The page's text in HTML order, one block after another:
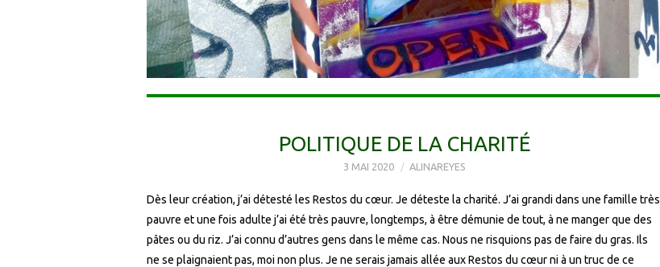
POLITIQUE DE LA CHARITÉ
3 MAI 2020 ALINAREYES
Dès leur création, j’ai détesté les Restos du cœur. Je déteste la charité. J’ai grandi dans une famille très
pauvre et une fois adulte j’ai été très pauvre, longtemps, à être démunie de tout, à ne manger que des
pâtes ou du riz. J’ai connu d’autres gens dans le même cas. Nous ne risquions pas de faire du gras. Ils
ne se plaignaient pas, moi non plus. Je ne serais jamais allée aux Restos du cœur ni à un truc de ce